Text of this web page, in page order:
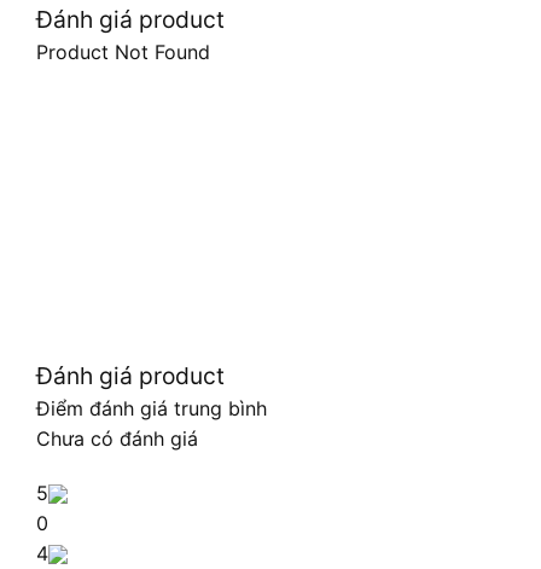
Đánh giá product
Product Not Found
Đánh giá product
Điểm đánh giá trung bình
Chưa có đánh giá
5
0
4